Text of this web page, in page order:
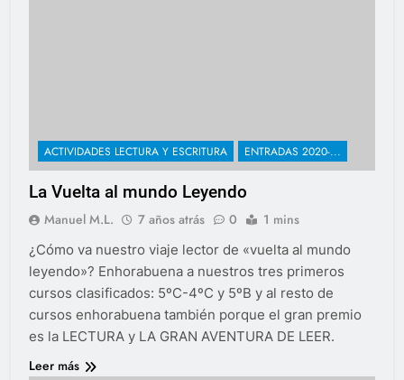
ACTIVIDADES LECTURA Y ESCRITURA ENTRADAS 2020-...
La Vuelta al mundo Leyendo
Manuel M.L. 7 años atrás 0 1 mins
¿Cómo va nuestro viaje lector de «vuelta al mundo
leyendo»? Enhorabuena a nuestros tres primeros
cursos clasificados: 5ºC-4ºC y 5ºB y al resto de
cursos enhorabuena también porque el gran premio
es la LECTURA y LA GRAN AVENTURA DE LEER.
Leer más